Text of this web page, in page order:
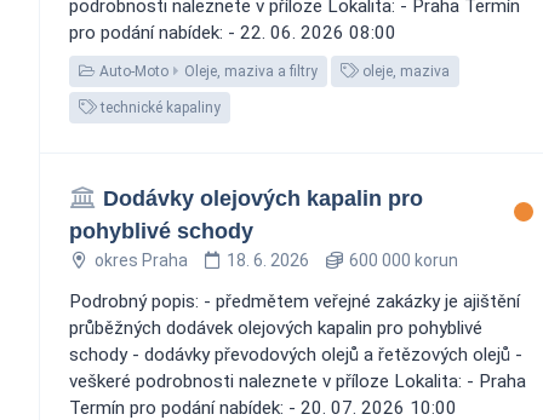
podrobnosti naleznete v příloze Lokalita: - Praha Termín
pro podání nabídek: - 22. 06. 2026 08:00
Auto-Moto Oleje, maziva a filtry oleje, maziva
technické kapaliny
Dodávky olejových kapalin pro
pohyblivé schody
okres Praha 18. 6. 2026 600 000 korun
Podrobný popis: - předmětem veřejné zakázky je ajištění
průběžných dodávek olejových kapalin pro pohyblivé
schody - dodávky převodových olejů a řetězových olejů -
veškeré podrobnosti naleznete v příloze Lokalita: - Praha
Termín pro podání nabídek: - 20. 07. 2026 10:00